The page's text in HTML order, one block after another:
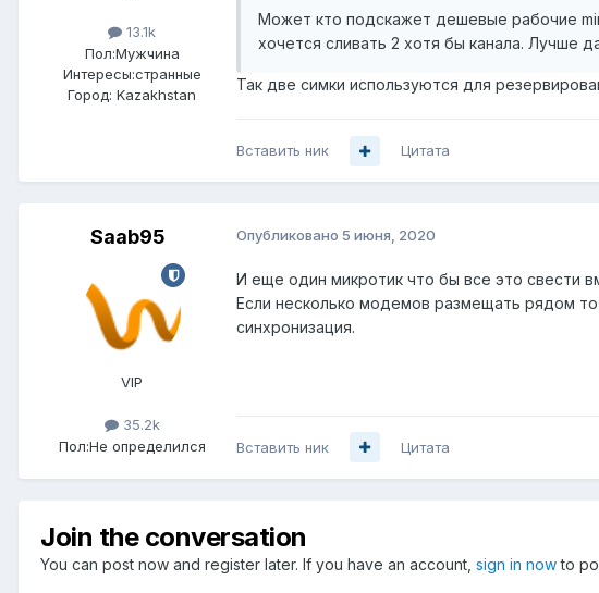
13.1k
Пол:Мужчина
Интересы:странные
Город: Kazakhstan
Может кто подскажет дешевые рабочие
хочется сливать 2 хотя бы канала. Лучше
Так две симки используются для
Вставить ник Цитата
Saab95
VIP
35.2k
Пол:Не определился
Опубликовано 5 июня, 2020
И еще один микротик что бы все это свести
Если несколько модемов размещать рядом
синхронизация.
Вставить ник Цитата
Join the conversation
You can post now and register later. If you have an account, sign in nowto